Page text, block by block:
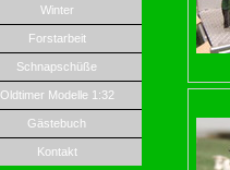
Winter
Forstarbeit
Schnapschüße
Oldtimer Modelle 1:32
Gästebuch
Kontakt